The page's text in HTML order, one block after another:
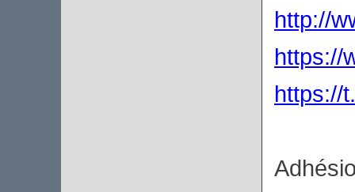
http://
https://
https://